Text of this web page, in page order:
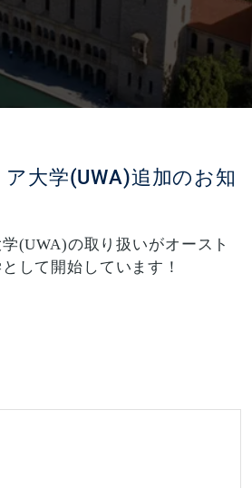
大学(UWA)追加のお知
(UWA)の取り扱いがオースト
して開始しています！